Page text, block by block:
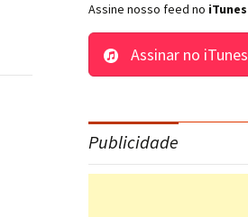
Assine nosso feed no iTunes
Assinar no iTunes
Publicidade